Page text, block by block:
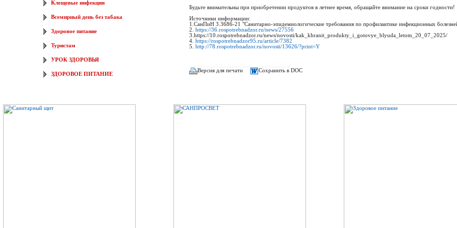
Клещевые инфекции
Всемирный день без табака
Здоровое питание
Туристам
УРОК ЗДОРОВЬЯ
ЗДОРОВОЕ ПИТАНИЕ
Будьте внимательны при приобретении продуктов в летнее время, обращайте внимание на сроки годности!
Источники информации:
1.СанПиН 3.3686-21 "Санитарно-эпидемиологические требования по профилактике инфекционных
2. https://36.rospotrebnadzor.ru/news/27556
3.https://10.rospotrebnadzor.ru/news/novosti/kak_khranit_produkty_i_gotovye_blyuda_letom_20_07_2025/
4. https://rospotrebnadzor95.ru/article/7382
5. http://78.rospotrebnadzor.ru/novosti/13626/?print=Y
Версия для печати Сохранить в DOC